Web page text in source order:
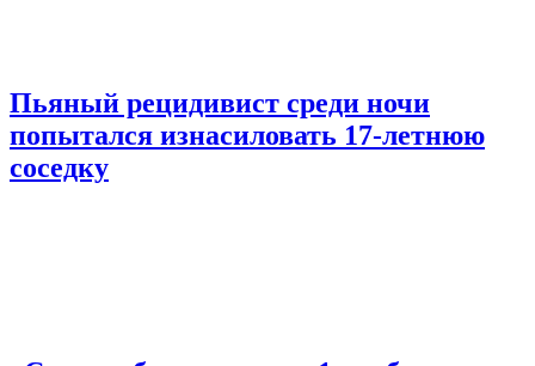
Пьяный рецидивист среди ночи
попытался изнасиловать 17-летнюю
соседку